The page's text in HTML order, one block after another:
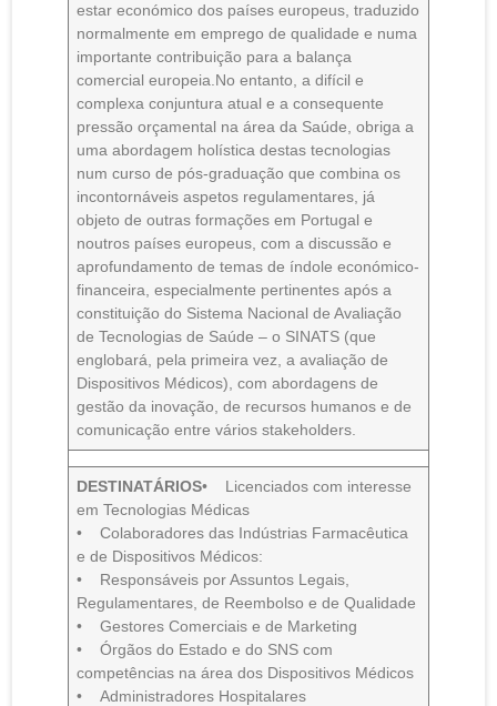
estar económico dos países europeus, traduzido
normalmente em emprego de qualidade e numa
importante contribuição para a balança
comercial europeia.No entanto, a difícil e
complexa conjuntura atual e a consequente
pressão orçamental na área da Saúde, obriga a
uma abordagem holística destas tecnologias
num curso de pós-graduação que combina os
incontornáveis aspetos regulamentares, já
objeto de outras formações em Portugal e
noutros países europeus, com a discussão e
aprofundamento de temas de índole económico-
financeira, especialmente pertinentes após a
constituição do Sistema Nacional de Avaliação
de Tecnologias de Saúde – o SINATS (que
englobará, pela primeira vez, a avaliação de
Dispositivos Médicos), com abordagens de
gestão da inovação, de recursos humanos e de
comunicação entre vários stakeholders.
DESTINATÁRIOS• Licenciados com interesse
em Tecnologias Médicas
• Colaboradores das Indústrias Farmacêutica
e de Dispositivos Médicos:
• Responsáveis por Assuntos Legais,
Regulamentares, de Reembolso e de Qualidade
• Gestores Comerciais e de Marketing
• Órgãos do Estado e do SNS com
competências na área dos Dispositivos Médicos
• Administradores Hospitalares